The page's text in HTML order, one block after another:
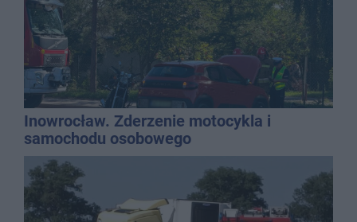
Inowrocław. Zderzenie motocykla i
samochodu osobowego